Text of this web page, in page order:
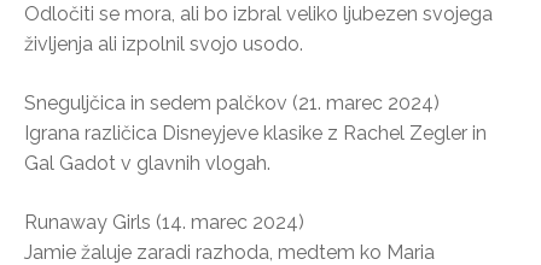
Odločiti se mora, ali bo izbral veliko ljubezen svojega
življenja ali izpolnil svojo usodo.
Sneguljčica in sedem palčkov (21. marec 2024)
Igrana različica Disneyjeve klasike z Rachel Zegler in
Gal Gadot v glavnih vlogah.
Runaway Girls (14. marec 2024)
Jamie žaluje zaradi razhoda, medtem ko Maria